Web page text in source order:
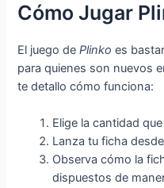
Cómo Jugar
El juego dePlinko es
para quienes son nuevos
te detallo cómo funciona:
Elige la cantidad
Lanza tu ficha
Observa cómo la
dispuestos de